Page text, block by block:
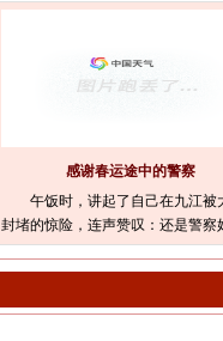
感谢春运途中的警察
午饭时，讲起了自己在九江被
封堵的惊险，连声赞叹：还是警察